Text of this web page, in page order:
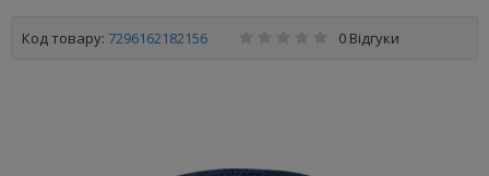
Код товару: 7296162182156 0 Відгуки